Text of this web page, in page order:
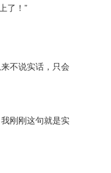
了！”
不说实话，只会
刚刚这句就是实